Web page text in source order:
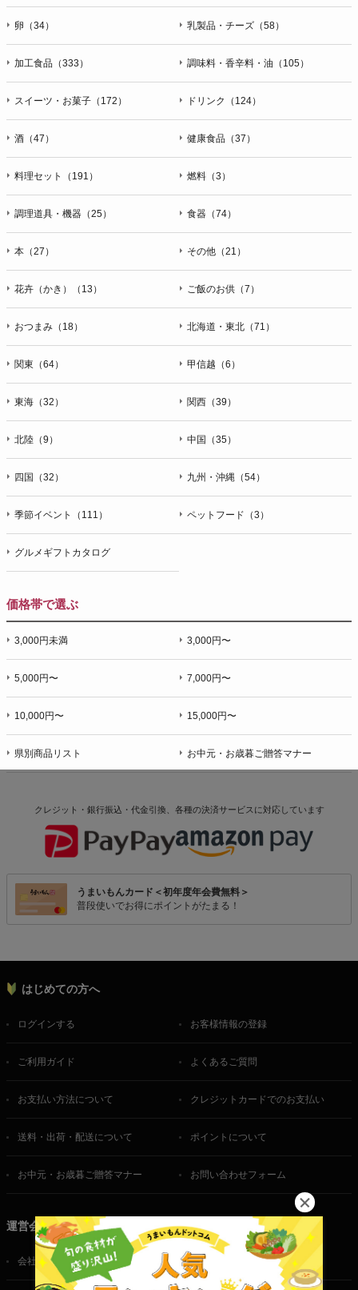
卵（34） 乳製品・チーズ（58）
加工食品（333） 調味料・香辛料・油（105）
スイーツ・お菓子（172） ドリンク（124）
酒（47） 健康食品（37）
料理セット（191） 燃料（3）
調理道具・機器（25） 食器（74）
本（27） その他（21）
花卉（かき）（13） ご飯のお供（7）
おつまみ（18） 北海道・東北（71）
関東（64） 甲信越（6）
東海（32） 関西（39）
北陸（9） 中国（35）
四国（32） 九州・沖縄（54）
季節イベント（111） ペットフード（3）
グルメギフトカタログ
価格帯で選ぶ
3,000円未満 3,000円〜
5,000円〜 7,000円〜
10,000円〜 15,000円〜
県別商品リスト お中元・お歳暮ご贈答マナー
クレジット・銀行振込・代金引換、各種の決済サービスに対応しています
うまいもんカード＜初年度年会費無料＞
普段使いでお得にポイントがたまる！
はじめての方へ
ログインする お客様情報の登録
ご利用ガイド よくあるご質問
お支払い方法について クレジットカードでのお支払い
送料・出荷・配送について ポイントについて
お中元・お歳暮ご贈答マナー お問い合わせフォーム
運営会社
会社概要 ご利用規約